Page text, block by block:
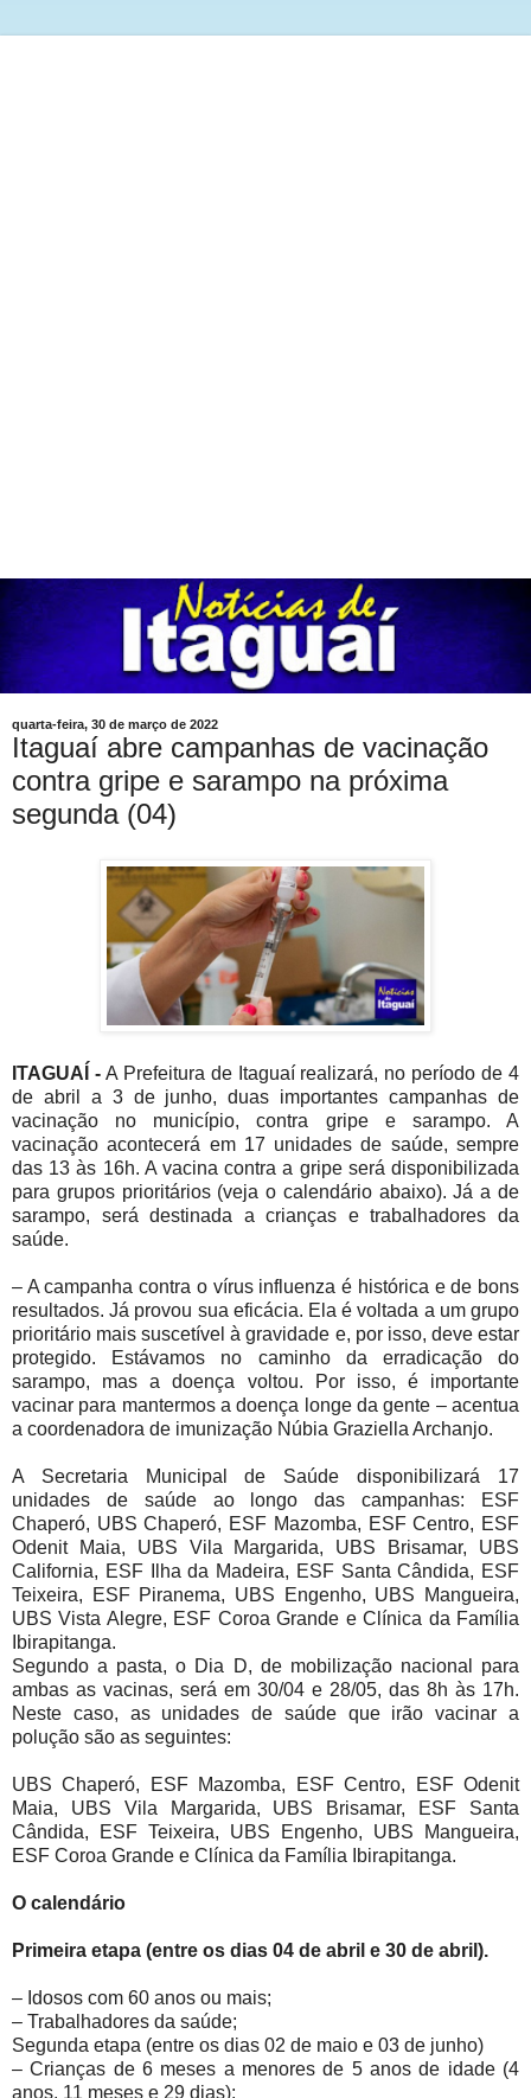
quarta-feira, 30 de março de 2022
Itaguaí abre campanhas de vacinação
contra gripe e sarampo na próxima
segunda (04)
ITAGUAÍ -A Prefeitura de Itaguaí realizará, no período de 4
de abril a 3 de junho, duas importantes campanhas de
vacinação no município, contra gripe e sarampo. A
vacinação acontecerá em 17 unidades de saúde, sempre
das 13 às 16h. A vacina contra a gripe será disponibilizada
para grupos prioritários (veja o calendário abaixo). Já a de
sarampo, será destinada a crianças e trabalhadores da
saúde.
– A campanha contra o vírus influenza é histórica e de bons
resultados. Já provou sua eficácia. Ela é voltada a um grupo
prioritário mais suscetível à gravidade e, por isso, deve estar
protegido. Estávamos no caminho da erradicação do
sarampo, mas a doença voltou. Por isso, é importante
vacinar para mantermos a doença longe da gente – acentua
a coordenadora de imunização Núbia Graziella Archanjo.
A Secretaria Municipal de Saúde disponibilizará 17
unidades de saúde ao longo das campanhas: ESF
Chaperó, UBS Chaperó, ESF Mazomba, ESF Centro, ESF
Odenit Maia, UBS Vila Margarida, UBS Brisamar, UBS
California, ESF Ilha da Madeira, ESF Santa Cândida, ESF
Teixeira, ESF Piranema, UBS Engenho, UBS Mangueira,
UBS Vista Alegre, ESF Coroa Grande e Clínica da Família
Ibirapitanga.
Segundo a pasta, o Dia D, de mobilização nacional para
ambas as vacinas, será em 30/04 e 28/05, das 8h às 17h.
Neste caso, as unidades de saúde que irão vacinar a
polução são as seguintes:
UBS Chaperó, ESF Mazomba, ESF Centro, ESF Odenit
Maia, UBS Vila Margarida, UBS Brisamar, ESF Santa
Cândida, ESF Teixeira, UBS Engenho, UBS Mangueira,
ESF Coroa Grande e Clínica da Família Ibirapitanga.
O calendário
Primeira etapa (entre os dias 04 de abril e 30 de abril).
– Idosos com 60 anos ou mais;
– Trabalhadores da saúde;
Segunda etapa (entre os dias 02 de maio e 03 de junho)
– Crianças de 6 meses a menores de 5 anos de idade (4
anos, 11 meses e 29 dias);